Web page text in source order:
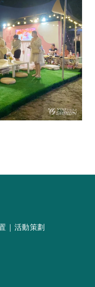
｜活動策劃